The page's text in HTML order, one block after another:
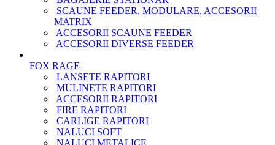
SCAUNE FEEDER, MODULARE, ACCESORII
MATRIX
ACCESORII SCAUNE FEEDER
ACCESORII DIVERSE FEEDER
FOX RAGE
LANSETE RAPITORI
MULINETE RAPITORI
ACCESORII RAPITORI
FIRE RAPITORI
CARLIGE RAPITORI
NALUCI SOFT
NALUCI METALICE